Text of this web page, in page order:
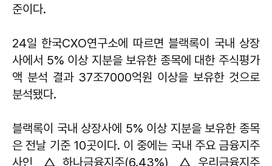
준이다.
24일 한국CXO연구소에 따르면 블랙록이 국내 상장
사에서 5% 이상 지분을 보유한 종목에 대한 주식평가
액 분석 결과 37조7000억원 이상을 보유한 것으로
분석됐다.
블랙록이 국내 상장사에 5% 이상 지분을 보유한 종목
은 전날 기준 10곳이다. 이 중에는 국내 주요 금융지주
사인 △하나금융지주(6.43%) △우리금융지주